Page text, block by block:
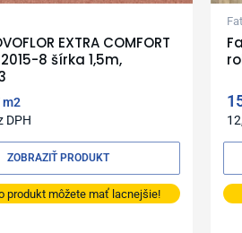
EXTRA COMFORT
8 šírka 1,5m,
m2
DPH
produkt môžete mať lacnejšie!
ZOBRAZIŤ PRODUKT